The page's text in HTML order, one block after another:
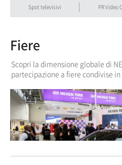
Spot televisivi PR Video
Fiere
Scopri la dimensione globale di
partecipazione a fiere condivise